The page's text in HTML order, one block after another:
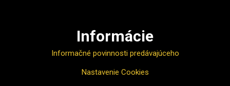
Informácie
Informačné povinnosti predávajúceho
Nastavenie Cookies